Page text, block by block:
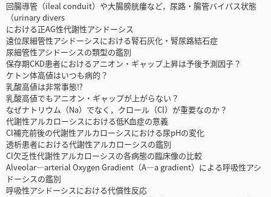
回腸導管（ileal conduit）や大腸膀胱瘻など，尿路・腸管バイパス状態
（urinary divers
における正AG性代謝性アシドーシス
遠位尿細管性アシドーシスにおける腎石灰化・腎尿路結石症
尿細管性アシドーシスの類型の鑑別
保存期CKD患者におけるアニオン・ギャップ上昇は予後予測因子？
ケトン体高値はいつも病的？
乳酸高値は非常事態⁉
乳酸高値でもアニオン・ギャップが上がらない？
なぜナトリウム（Na）でなく，クロール（Cl）が重要なのか？
代謝性アルカローシスにおける低K血症の意義
Cl補充前後の代謝性アルカローシスにおける尿pHの変化
透析患者における代謝性アルカローシスの鑑別
Cl欠乏性代謝性アルカローシスの各病態の臨床像の比較
Alveolar—arterial Oxygen Gradient（A—a gradient）による呼吸性アシ
ドーシスの鑑別
呼吸性アシドーシスにおける代償性反応